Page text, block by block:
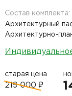
Состав комплекта:
Архитектурный
Архитектурно-
старая цена
219 000 ₽